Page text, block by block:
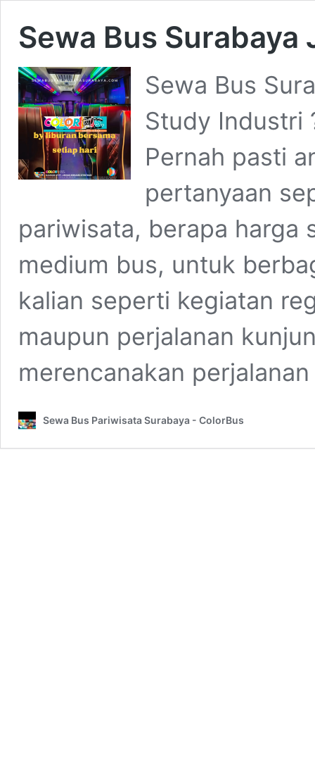
Sewa Bus Surabaya
Sewa Bus
Study Industri
Pernah pasti
pertanyaan
pariwisata, berapa harga
medium bus, untuk
kalian seperti kegiatan
maupun perjalanan
merencanakan
Sewa Bus Pariwisata Surabaya - ColorBus